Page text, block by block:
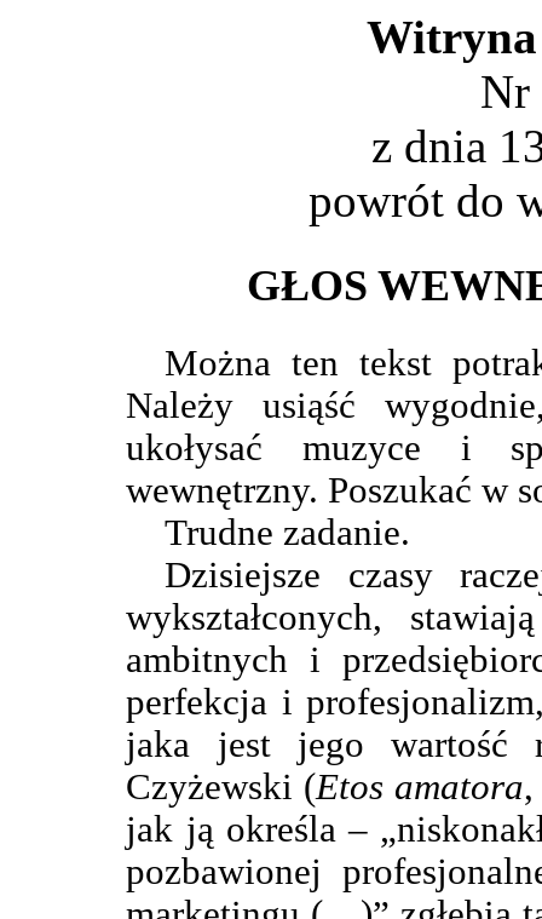
Witryna
Nr
z dnia
powrót do
GŁOS
Można ten tekst
Należy usiąść
ukołysać muzyce i
wewnętrzny. Poszukać w
Trudne zadanie.
Dzisiejsze czasy
wykształconych,
ambitnych i
perfekcja i
jaka jest jego wartość
Czyżewski (Etos amatora,
jak ją określa –
pozbawionej